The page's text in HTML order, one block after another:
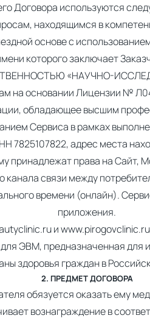
Договора используются
находящимся в
основе с
которого заключает
«НАУЧНО-
на основании Лицензии №
обладающее высшим
Сервиса в рамках
адрес места
принадлежат права на Сайт,
связи между
времени (онлайн).
приложения.
и
ЭВМ, предназначенная для
здоровья граждан в
2. ПРЕДМЕТ ДОГОВОРА
обязуется оказать ему
вознаграждение в